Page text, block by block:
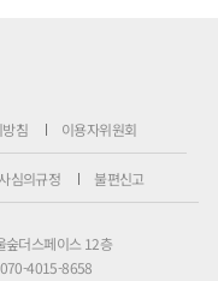
침 이용자위원회
심의규정 불편신고
숲더스페이스 12층
4015-8658